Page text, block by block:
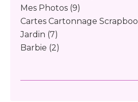
Mes Photos (9)
Cartes Cartonnage
Jardin (7)
Barbie (2)